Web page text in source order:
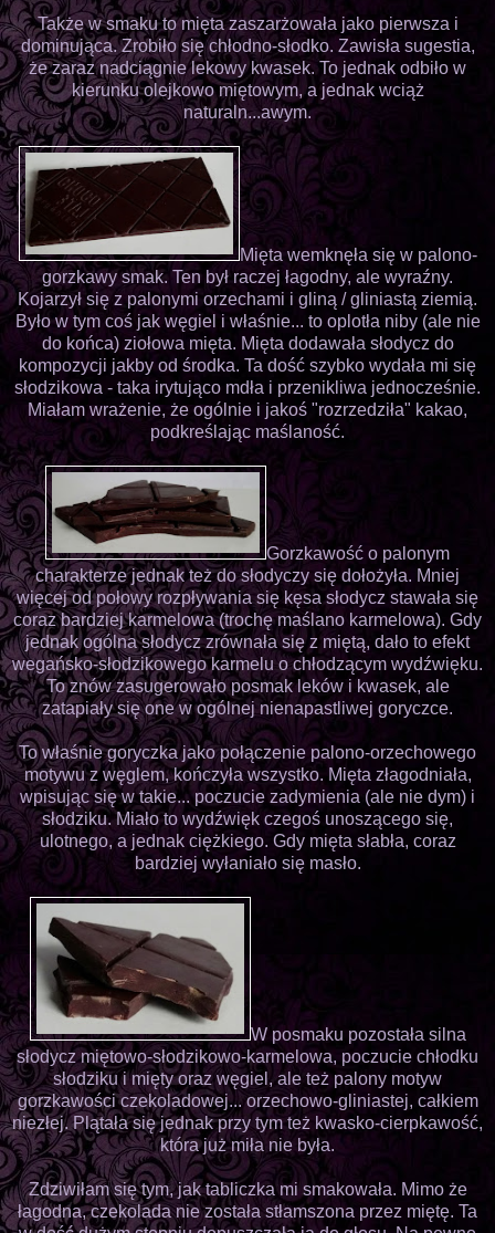
Także w smaku to mięta zaszarżowała jako pierwsza i
dominująca. Zrobiło się chłodno-słodko. Zawisła sugestia,
że zaraz nadciągnie lekowy kwasek. To jednak odbiło w
kierunku olejkowo miętowym, a jednak wciąż
naturaln...awym.
Mięta wemknęła się w palono-
gorzkawy smak. Ten był raczej łagodny, ale wyraźny.
Kojarzył się z palonymi orzechami i gliną / gliniastą ziemią.
Było w tym coś jak węgiel i właśnie... to oplotła niby (ale nie
do końca) ziołowa mięta. Mięta dodawała słodycz do
kompozycji jakby od środka. Ta dość szybko wydała mi się
słodzikowa - taka irytująco mdła i przenikliwa jednocześnie.
Miałam wrażenie, że ogólnie i jakoś "rozrzedziła" kakao,
podkreślając maślaność.
Gorzkawość o palonym
charakterze jednak też do słodyczy się dołożyła. Mniej
więcej od połowy rozpływania się kęsa słodycz stawała się
coraz bardziej karmelowa (trochę maślano karmelowa). Gdy
jednak ogólna słodycz zrównała się z miętą, dało to efekt
wegańsko-słodzikowego karmelu o chłodzącym wydźwięku.
To znów zasugerowało posmak leków i kwasek, ale
zatapiały się one w ogólnej nienapastliwej goryczce.
To właśnie goryczka jako połączenie palono-orzechowego
motywu z węglem, kończyła wszystko. Mięta złagodniała,
wpisując się w takie... poczucie zadymienia (ale nie dym) i
słodziku. Miało to wydźwięk czegoś unoszącego się,
ulotnego, a jednak ciężkiego. Gdy mięta słabła, coraz
bardziej wyłaniało się masło.
W posmaku pozostała silna
słodycz miętowo-słodzikowo-karmelowa, poczucie chłodku
słodziku i mięty oraz węgiel, ale też palony motyw
gorzkawości czekoladowej... orzechowo-gliniastej, całkiem
niezłej. Plątała się jednak przy tym też kwasko-cierpkawość,
która już miła nie była.
Zdziwiłam się tym, jak tabliczka mi smakowała. Mimo że
łagodna, czekolada nie została stłamszona przez miętę. Ta